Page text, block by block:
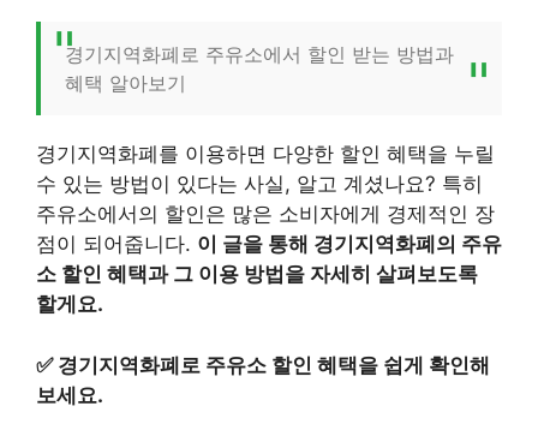
경기지역화폐로 주유소에서 할인 받는 방법과
혜택 알아보기
경기지역화폐를 이용하면 다양한 할인 혜택을 누릴
수 있는 방법이 있다는 사실, 알고 계셨나요? 특히
주유소에서의 할인은 많은 소비자에게 경제적인 장
점이 되어줍니다. 이 글을 통해 경기지역화폐의 주유
소 할인 혜택과 그 이용 방법을 자세히 살펴보도록
할게요.
✅ 경기지역화폐로 주유소 할인 혜택을 쉽게 확인해
보세요.